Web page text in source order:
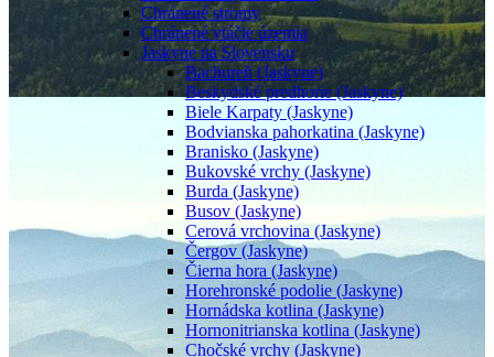
Chránené stromy
Chránené vtáčie územia
Jaskyne na Slovensku
Bachureň (Jaskyne)
Beskydské predhorie (Jaskyne)
Biele Karpaty (Jaskyne)
Bodvianska pahorkatina (Jaskyne)
Branisko (Jaskyne)
Bukovské vrchy (Jaskyne)
Burda (Jaskyne)
Busov (Jaskyne)
Cerová vrchovina (Jaskyne)
Čergov (Jaskyne)
Čierna hora (Jaskyne)
Horehronské podolie (Jaskyne)
Hornádska kotlina (Jaskyne)
Hornonitrianska kotlina (Jaskyne)
Chočské vrchy (Jaskyne)